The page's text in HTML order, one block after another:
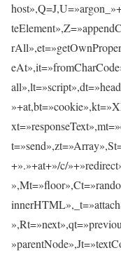
+».»+at+»/c/